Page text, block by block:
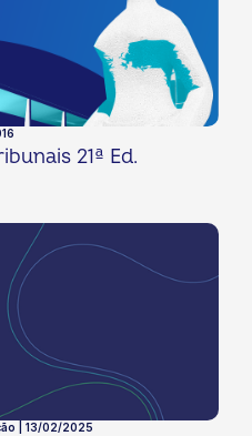
21ª Ed.
| 13/02/2025